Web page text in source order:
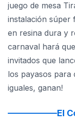
juego de mesa
instalación súper
en resina dura y
carnaval hará
invitados que
los payasos para
iguales, ganan!
El